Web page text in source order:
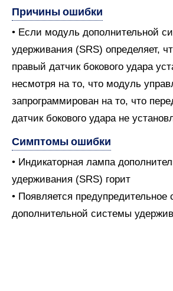
Причины ошибки
• Если модуль дополнительной
удерживания (SRS) определяет,
правый датчик бокового удара
несмотря на то, что модуль
запрограммирован на то, что
датчик бокового удара не
Симптомы ошибки
• Индикаторная лампа
удерживания (SRS) горит
• Появляется
дополнительной системы